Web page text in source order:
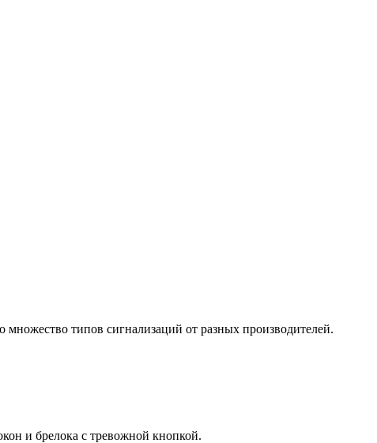
типов сигнализаций от разных производителей.
и брелока с тревожной кнопкой.